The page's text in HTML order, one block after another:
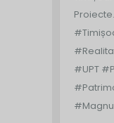
Proiecte.
#UPT